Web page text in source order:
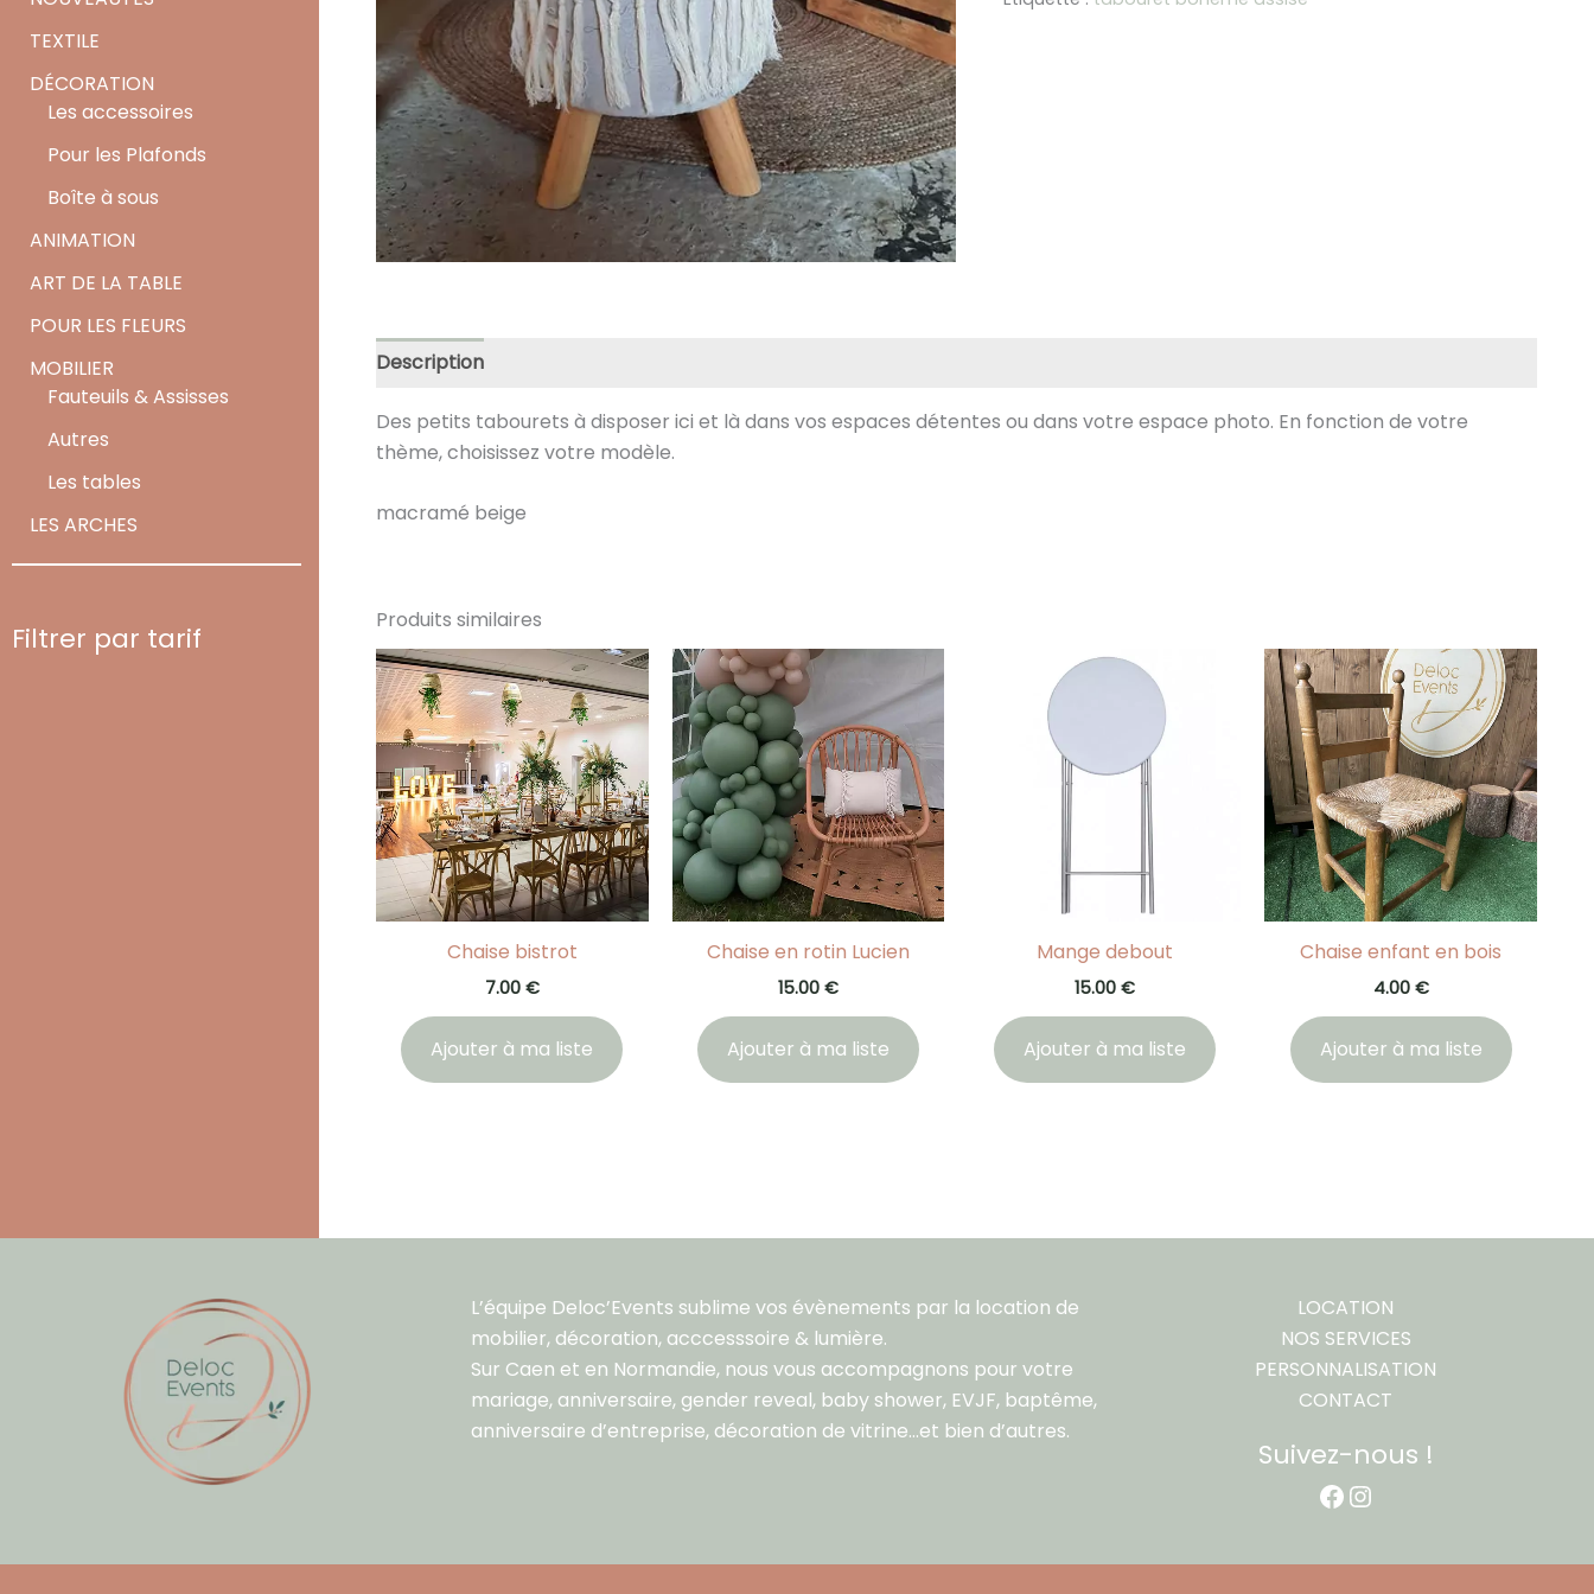
TEXTILE
DÉCORATION
Les accessoires
Pour les Plafonds
Boîte à sous
ANIMATION
ART DE LA TABLE
POUR LES FLEURS
MOBILIER
Fauteuils & Assisses
Autres
Les tables
LES ARCHES
Filtrer par tarif
Description
Des petits tabourets à disposer ici et là dans vos espaces détentes ou dans votre espace photo. En fonction de votre
thème, choisissez votre modèle.
macramé beige
Produits similaires
Chaise bistrot
7.00 €
Ajouter à ma liste
Chaise en rotin Lucien
15.00 €
Ajouter à ma liste
Mange debout
15.00 €
Ajouter à ma liste
Chaise enfant en bois
4.00 €
Ajouter à ma liste
L’équipe Deloc’Events sublime vos évènements par la location de
mobilier, décoration, acccesssoire & lumière.
Sur Caen et en Normandie, nous vous accompagnons pour votre
mariage, anniversaire, gender reveal, baby shower, EVJF, baptême,
anniversaire d’entreprise, décoration de vitrine…et bien d’autres.
LOCATION
NOS SERVICES
PERSONNALISATION
CONTACT
Suivez-nous !
Facebook
Instagram